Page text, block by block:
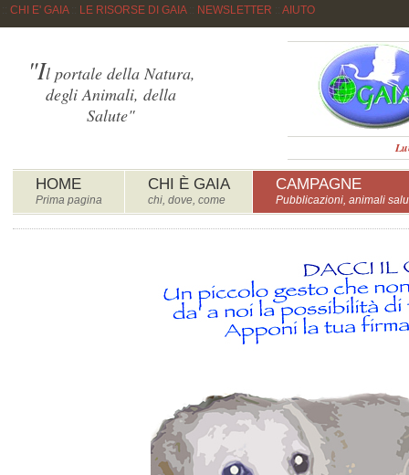
CHI E' GAIA:: LE RISORSE DI GAIA:: NEWSLETTER AIUTO
HOME
Prima pagina
CHI È GAIA
chi, dove, come
CAMPAGNE
Pubblicazioni, animali
"Il portale della Natura,
degli Animali, della
Salute"